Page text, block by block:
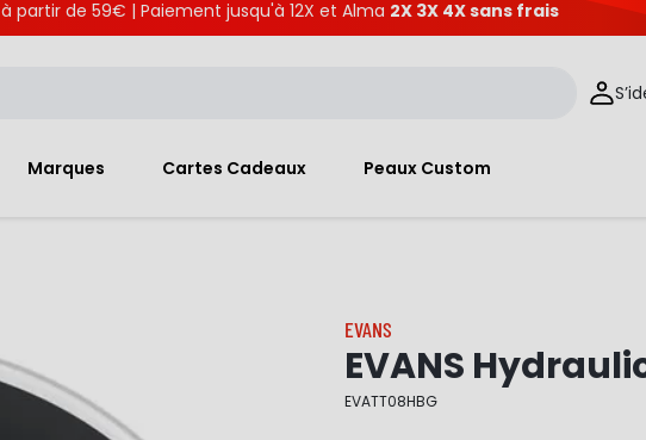
à partir de 59€ | Paiement jusqu'à 12X et Alma 2X 3X 4X sans frais
Marques Cartes Cadeaux Peaux Custom
EVANS
EVANS
EVATT08HBG